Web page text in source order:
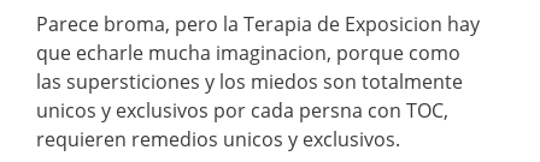
Parece broma, pero la Terapia de Exposicion hay
que echarle mucha imaginacion, porque como
las supersticiones y los miedos son totalmente
unicos y exclusivos por cada persna con TOC,
requieren remedios unicos y exclusivos.